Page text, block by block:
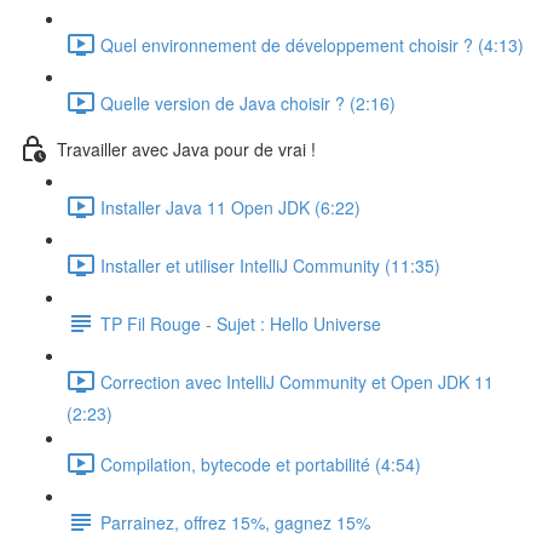
Quel environnement de développement choisir ? (4:13)
Quelle version de Java choisir ? (2:16)
Travailler avec Java pour de vrai !
Installer Java 11 Open JDK (6:22)
Installer et utiliser IntelliJ Community (11:35)
TP Fil Rouge - Sujet : Hello Universe
Correction avec IntelliJ Community et Open JDK 11
(2:23)
Compilation, bytecode et portabilité (4:54)
Parrainez, offrez 15%, gagnez 15%